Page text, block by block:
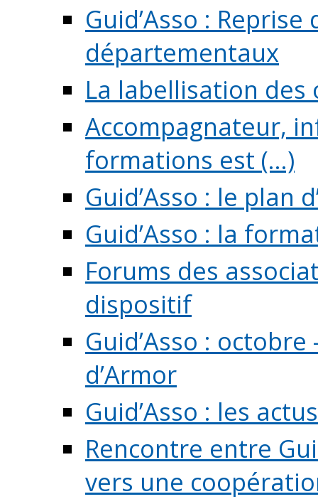
Guid’Asso :
départementaux
La labellisation
Accompagnateur,
formations est (...)
Guid’Asso : le plan
Guid’Asso : la
Forums des
dispositif
Guid’Asso :
d’Armor
Guid’Asso : les
Rencontre entre
vers une